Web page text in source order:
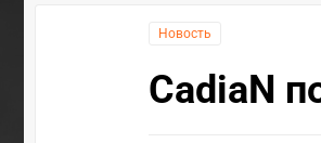
Новость
CadiaN